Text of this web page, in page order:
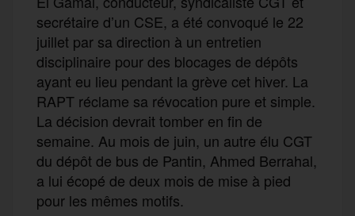
secrétaire d’un CSE, a été convoqué le 22
juillet par sa direction à un entretien
disciplinaire pour des blocages de dépôts
ayant eu lieu pendant la grève cet hiver. La
RAPT réclame sa révocation pure et simple.
La décision devrait tomber en fin de
semaine. Au mois de juin, un autre élu CGT
du dépôt de bus de Pantin, Ahmed Berrahal,
a lui écopé de deux mois de mise à pied
pour les mêmes motifs.